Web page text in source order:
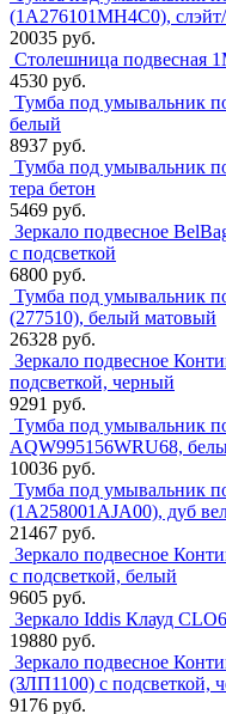
(1A276101MH4C0),
20035 руб.
Столешница подвесная
4530 руб.
Тумба под умывальник
белый
8937 руб.
Тумба под умывальник
тера бетон
5469 руб.
Зеркало подвесное
с подсветкой
6800 руб.
Тумба под умывальник
(277510), белый матовый
26328 руб.
Зеркало подвесное
подсветкой, черный
9291 руб.
Тумба под умывальник
AQW995156WRU68,
10036 руб.
Тумба под умывальник
(1A258001AJA00), дуб
21467 руб.
Зеркало подвесное
с подсветкой, белый
9605 руб.
Зеркало Iddis Клауд
19880 руб.
Зеркало подвесное
(ЗЛП1100) с подсветкой,
9176 руб.